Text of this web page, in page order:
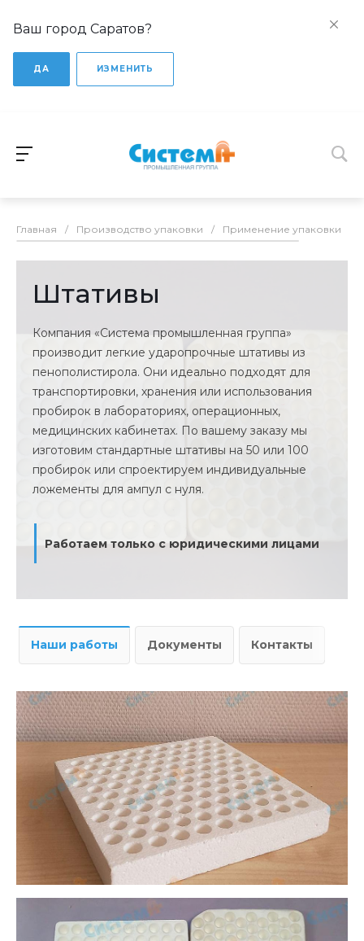
Ваш город Саратов?
ДА ИЗМЕНИТЬ
Главная / Производство упаковки / Применение упаковки
Штативы
Компания «Система промышленная группа»
производит легкие ударопрочные штативы из
пенополистирола. Они идеально подходят для
транспортировки, хранения или использования
пробирок в лабораториях, операционных,
медицинских кабинетах. По вашему заказу мы
изготовим стандартные штативы на 50 или 100
пробирок или спроектируем индивидуальные
ложементы для ампул с нуля.
Работаем только с юридическими лицами
Наши работы Документы Контакты